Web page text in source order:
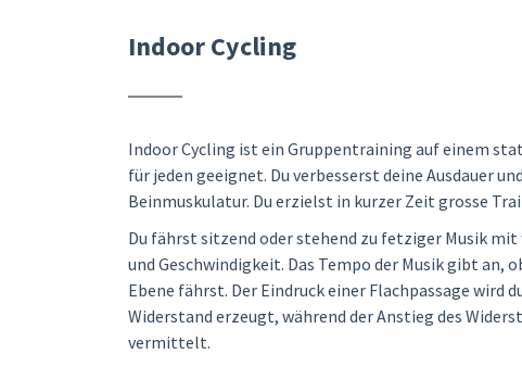
Indoor Cycling
Indoor Cycling ist ein Gruppentraining auf einem
für jeden geeignet. Du verbesserst deine Ausdauer
Beinmuskulatur. Du erzielst in kurzer Zeit grosse
Du fährst sitzend oder stehend zu fetziger Musik
und Geschwindigkeit. Das Tempo der Musik gibt an,
Ebene fährst. Der Eindruck einer Flachpassage wird
Widerstand erzeugt, während der Anstieg des
vermittelt.